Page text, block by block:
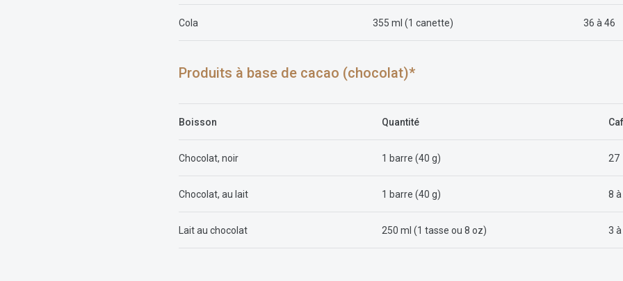
Cola 355 ml (1 canette) 36 à 46
Produits à base de cacao (chocolat)*
Boisson Quantité
Chocolat, noir 1 barre (40 g) 27
Chocolat, au lait 1 barre (40 g) 8
Lait au chocolat 250 ml (1 tasse ou 8 oz) 3